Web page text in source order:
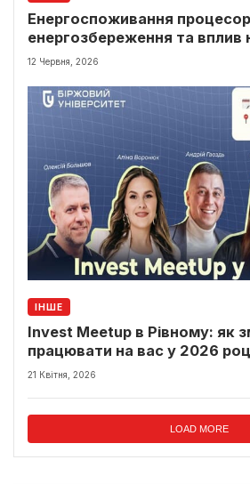
Енергоспоживання
енергозбереження та вплив
світло
12 Червня, 2026
ІНШЕ
Invest Meetup в Рівному: як
працювати на вас у 2026
21 Квітня, 2026
LOAD MORE